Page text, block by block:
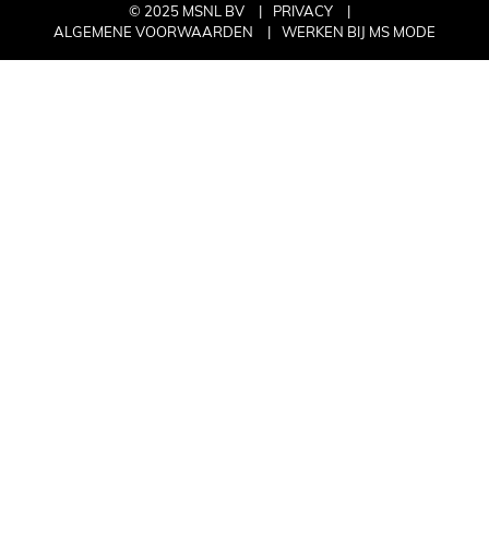
© 2025 MSNL BV
PRIVACY
ALGEMENE VOORWAARDEN
WERKEN BIJ MS MODE